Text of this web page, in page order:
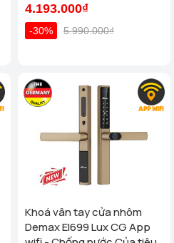
4.193.000₫
-30% 5.990.000₫
Khoá vân tay cửa nhôm
Demax El699 Lux CG App